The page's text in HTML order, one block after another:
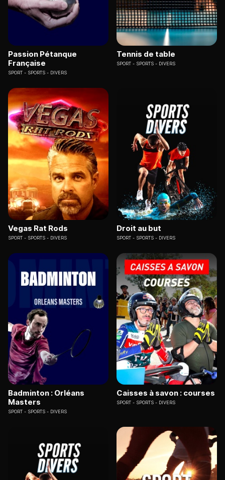
Passion Pétanque
Française
SPORT SPORTS - DIVERS
Tennis de table
SPORT SPORTS - DIVERS
Vegas Rat Rods
SPORT SPORTS - DIVERS
Droit au but
SPORT SPORTS - DIVERS
Badminton : Orléans
Masters
SPORT SPORTS - DIVERS
Caisses à savon : courses
SPORT SPORTS - DIVERS